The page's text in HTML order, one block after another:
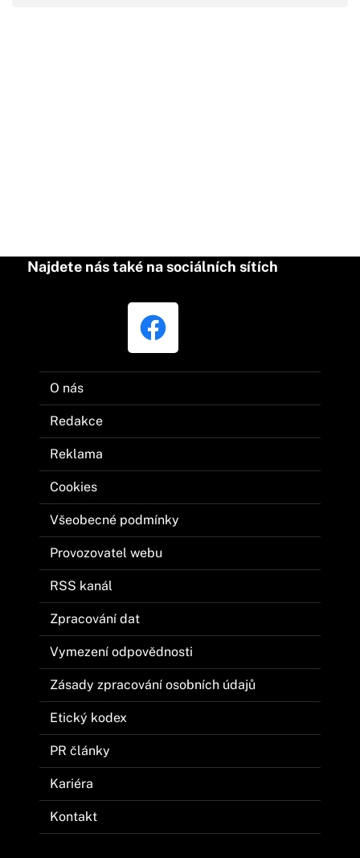
Najdete nás také na sociálních sítích
O nás
Redakce
Reklama
Cookies
Všeobecné podmínky
Provozovatel webu
RSS kanál
Zpracování dat
Vymezení odpovědnosti
Zásady zpracování osobních údajů
Etický kodex
PR články
Kariéra
Kontakt